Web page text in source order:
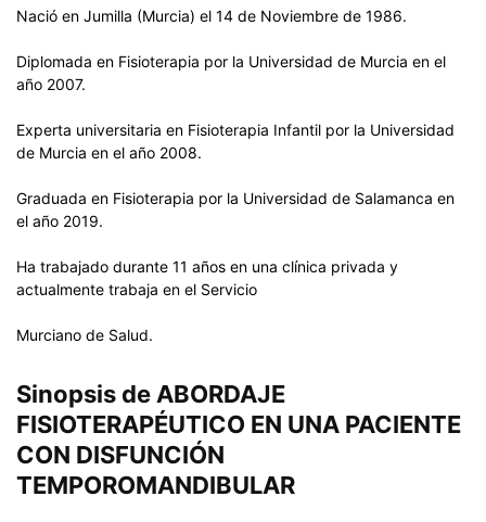
Nació en Jumilla (Murcia) el 14 de Noviembre de 1986.
Diplomada en Fisioterapia por la Universidad de Murcia en el
año 2007.
Experta universitaria en Fisioterapia Infantil por la Universidad
de Murcia en el año 2008.
Graduada en Fisioterapia por la Universidad de Salamanca en
el año 2019.
Ha trabajado durante 11 años en una clínica privada y
actualmente trabaja en el Servicio
Murciano de Salud.
Sinopsis de ABORDAJE
FISIOTERAPÉUTICO EN UNA PACIENTE
CON DISFUNCIÓN
TEMPOROMANDIBULAR